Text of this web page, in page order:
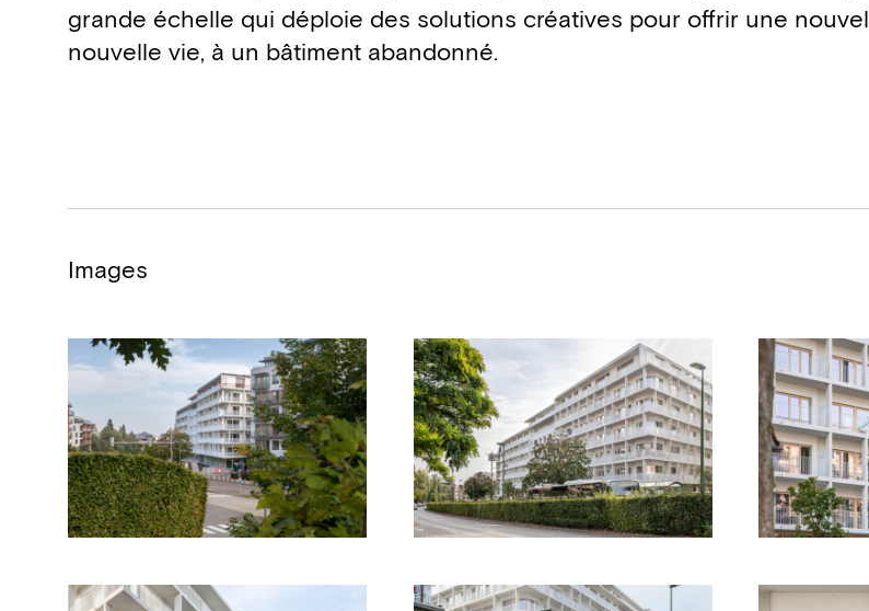
grande échelle qui déploie des solutions créatives pour offrir une
nouvelle vie, à un bâtiment abandonné.
Images